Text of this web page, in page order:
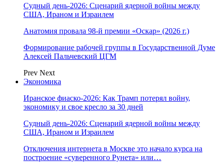
Судный день-2026: Сценарий ядерной войны между
США, Ираном и Израилем
Анатомия провала 98-й премии «Оскар» (2026 г.)
Формирование рабочей группы в Государственной Думе
Алексей Пальчевский ЦГМ
Prev Next
Экономика
Иранское фиаско-2026: Как Трамп потерял войну,
экономику и свое кресло за 30 дней
Судный день-2026: Сценарий ядерной войны между
США, Ираном и Израилем
Отключения интернета в Москве это начало курса на
построение «суверенного Рунета» или…